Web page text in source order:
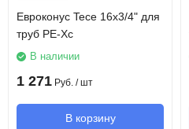
Евроконус Tece 16х3/4" для
труб PE-Xc
В наличии
1 271 Руб. / шт
В корзину